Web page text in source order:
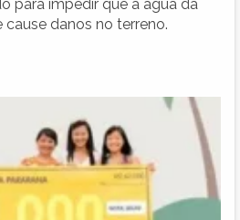
para impedir que a água da
cause danos no terreno.